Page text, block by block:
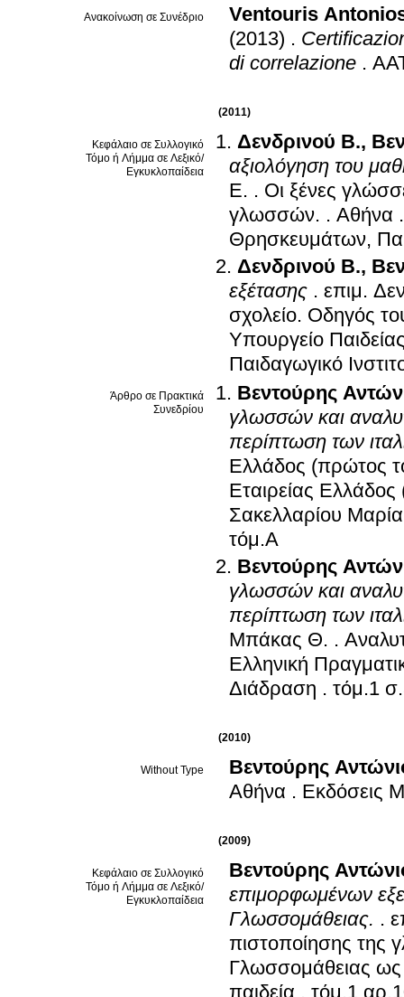
Ανακοίνωση σε Συνέδριο
Ventouris
(2013) .
di correlazione .
(2011)
Κεφάλαιο σε Συλλογικό
Τόμο ή Λήμμα σε Λεξικό/
Εγκυκλοπαίδεια
Δενδρινού Β.,
αξιολόγηση του
Ε. . Οι ξένες
γλωσσών. . Αθήνα
Θρησκευμάτων,
Δενδρινού Β.,
εξέτασης . επιμ.
σχολείο. Οδηγός
Υπουργείο
Παιδαγωγικό
Άρθρο σε Πρακτικά
Συνεδρίου
Βεντούρης
γλωσσών και
περίπτωση των
Ελλάδος (πρώτος
Εταιρείας
Σακελλαρίου
τόμ.Α
Βεντούρης
γλωσσών και
περίπτωση των
Μπάκας Θ. .
Ελληνική
Διάδραση .
(2010)
Without Type
Βεντούρης
Αθήνα . Εκδόσεις
(2009)
Κεφάλαιο σε Συλλογικό
Τόμο ή Λήμμα σε Λεξικό/
Εγκυκλοπαίδεια
Βεντούρης
επιμορφωμένων
Γλωσσομάθειας. .
πιστοποίησης της
Γλωσσομάθειας